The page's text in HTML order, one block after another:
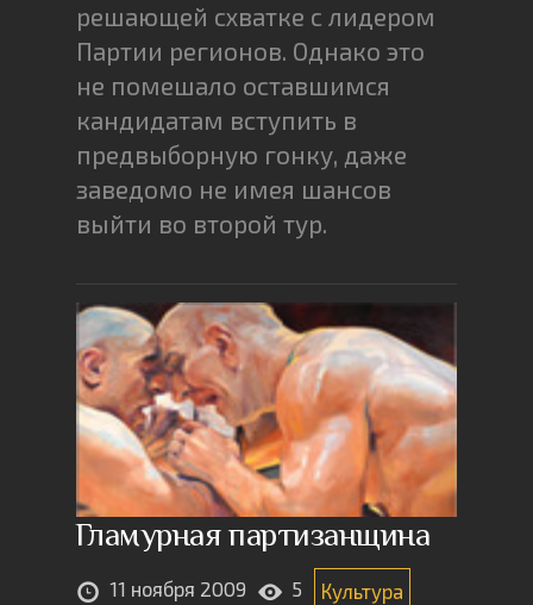
решающей схватке с лидером
Партии регионов. Однако это
не помешало оставшимся
кандидатам вступить в
предвыборную гонку, даже
заведомо не имея шансов
выйти во второй тур.
Гламурная партизанщина
11 ноября 2009 5 Культура